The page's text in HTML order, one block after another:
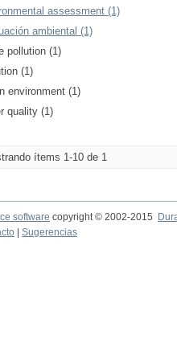
assessment (1)
ambiental (1)
pollution (1)
(1)
environment (1)
quality (1)
ítems 1-10 de 1
software copyright © 2002-2015
Sugerencias